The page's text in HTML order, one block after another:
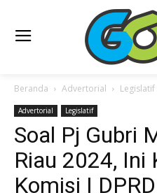
Beranda Advertorial Legislatif
Advertorial Legislatif
Soal Pj Gubri
Riau 2024, Ini
Komisi I